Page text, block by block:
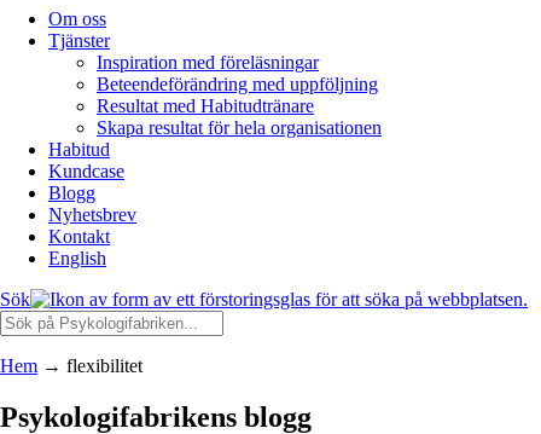
Om oss
Tjänster
Inspiration med föreläsningar
Beteendeförändring med uppföljning
Resultat med Habitudtränare
Skapa resultat för hela organisationen
Habitud
Kundcase
Blogg
Nyhetsbrev
Kontakt
English
Sök
Hem → flexibilitet
Psykologifabrikens blogg